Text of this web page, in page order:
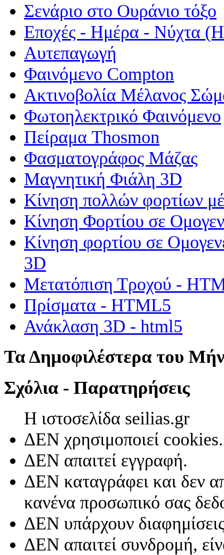
Σενάριο στο Ουράνιο τόξο
Εποχές - Ημέρα - Νύχτα
Αυτεπαγωγή
Φαινόμενο Compton
Ακτινοβολία Μέλανος
Φωτοηλεκτρικό Φαινόμενο
Πείραμα Thosmon
Φασματογράφος Μάζας
Μαγνητική Φιάλη 3D
Κίνηση πολλών φορτίων
Κίνηση Φορτίου σε
Κίνηση φορτίου σε
3D
Μετατόπιση Τροχού -
Πρίσματα - HTML5
Ανάκλαση 3D - html5
Τα Δημοφιλέστερα του
Σχόλια - Παρατηρήσεις
Η ιστοσελίδα seilias.gr
ΔΕΝ χρησιμοποιεί cookies.
ΔΕΝ απαιτεί εγγραφή.
ΔΕΝ καταγράφει και δεν
κανένα προσωπικό σας
ΔΕΝ υπάρχουν
ΔΕΝ απαιτεί συνδρομή,